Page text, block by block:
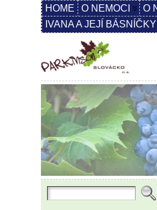
HOME O NEMOCI O
IVANA A JEJÍ BÁSNÍČKY